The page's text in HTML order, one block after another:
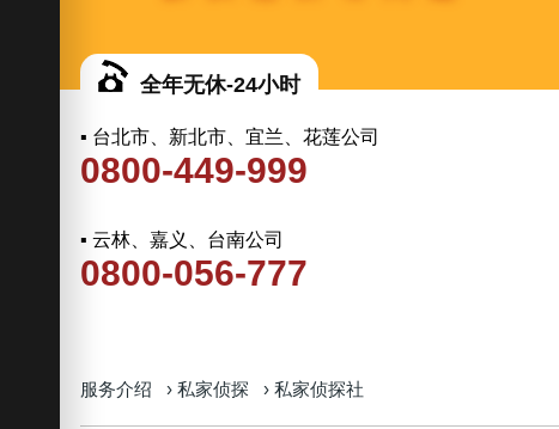
全年无休-24小时
▪ 台北市、新北市、宜兰、花莲公司
0800-449-999
▪ 云林、嘉义、台南公司
0800-056-777
服务介绍 › 私家侦探 › 私家侦探社